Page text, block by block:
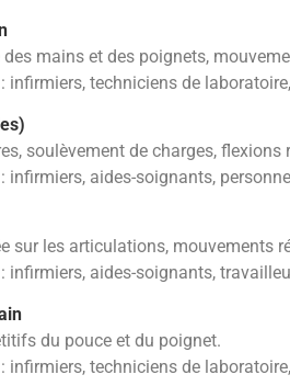
mains et des poignets,
: infirmiers, techniciens de
soulèvement de charges, flexions
: infirmiers, aides-soignants,
sur les articulations, mouvements
: infirmiers, aides-soignants,
du pouce et du poignet.
: infirmiers, techniciens de